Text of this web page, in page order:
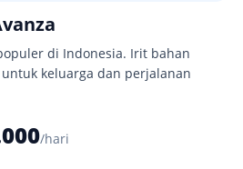
di Indonesia. Irit bahan
untuk keluarga dan perjalanan
/hari